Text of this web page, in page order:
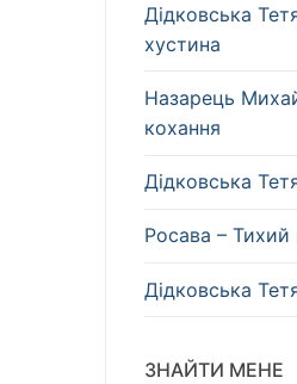
Дідковська
хустина
Назарець
кохання
Дідковська
Росава – Тихий
Дідковська
ЗНАЙТИ МЕНЕ